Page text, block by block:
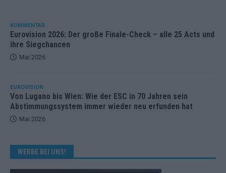
KOMMENTAR
Eurovision 2026: Der große Finale-Check – alle 25 Acts und
ihre Siegchancen
Mai 2026
EUROVISION
Von Lugano bis Wien: Wie der ESC in 70 Jahren sein
Abstimmungssystem immer wieder neu erfunden hat
Mai 2026
WERBE BEI UNS!